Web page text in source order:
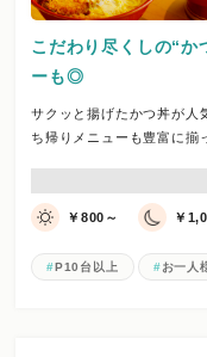
こだわり尽くしの“か
ーも◎
サクッと揚げたかつ丼が人
ち帰りメニューも豊富に揃
￥800～ ￥
P10台以上 お一人